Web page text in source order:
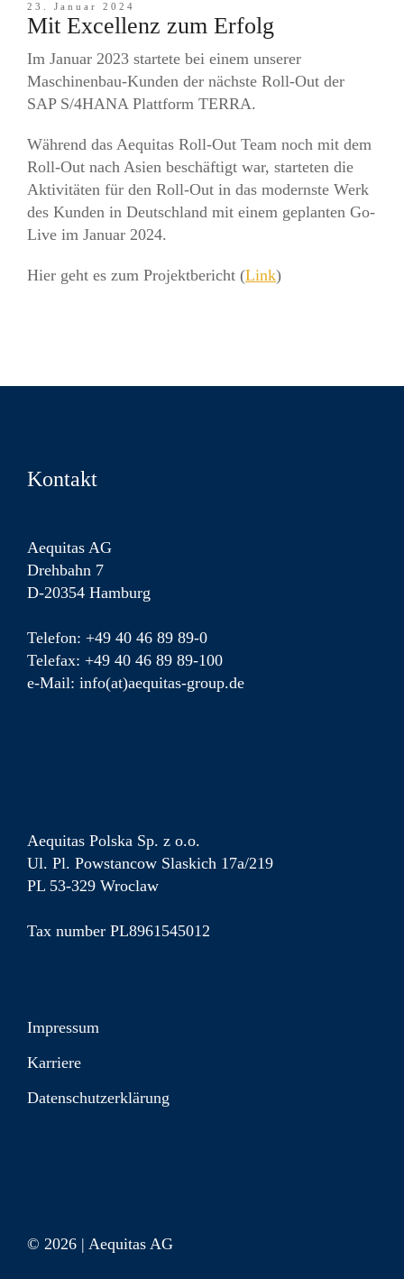
23. Januar 2024
Mit Excellenz zum Erfolg
Im Januar 2023 startete bei einem unserer
Maschinenbau-Kunden der nächste Roll-Out der
SAP S/4HANA Plattform TERRA.
Während das Aequitas Roll-Out Team noch mit dem
Roll-Out nach Asien beschäftigt war, starteten die
Aktivitäten für den Roll-Out in das modernste Werk
des Kunden in Deutschland mit einem geplanten Go-
Live im Januar 2024.
Hier geht es zum Projektbericht (Link)
Kontakt
Aequitas AG
Drehbahn 7
D-20354 Hamburg
Telefon: +49 40 46 89 89-0
Telefax: +49 40 46 89 89-100
e-Mail: info(at)aequitas-group.de
Aequitas Polska Sp. z o.o.
Ul. Pl. Powstancow Slaskich 17a/219
PL 53-329 Wroclaw
Tax number PL8961545012
Impressum
Karriere
Datenschutzerklärung
© 2026 | Aequitas AG